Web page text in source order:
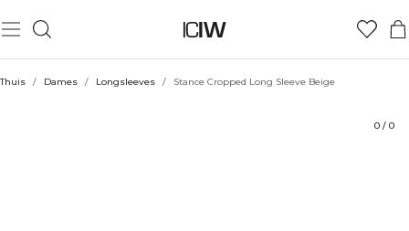
Thuis / Dames / Longsleeves / Stance Cropped Long Sleeve Beige
0 / 0